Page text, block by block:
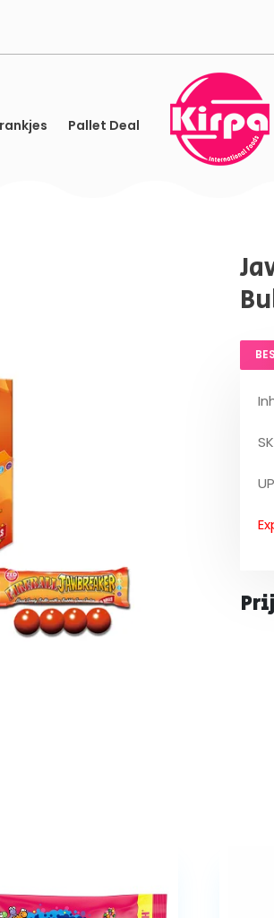
Pallet Deal